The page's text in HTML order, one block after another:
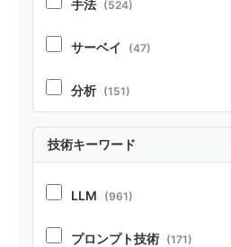
手法 (524)
サーベイ (47)
分析 (151)
技術キーワード
LLM (961)
プロンプト技術 (171)